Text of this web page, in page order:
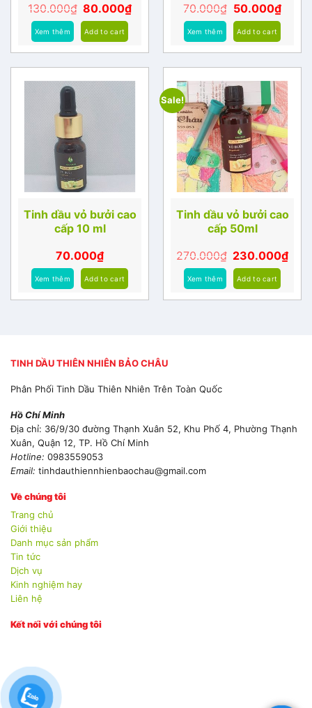
130.000₫ 80.000₫
Xem thêm Add to cart
70.000₫ 50.000₫
Xem thêm Add to cart
Tinh dầu vỏ bưởi cao
cấp 10 ml
70.000₫
Xem thêm Add to cart
Sale!
Tinh dầu vỏ bưởi cao
cấp 50ml
270.000₫ 230.000₫
Xem thêm Add to cart
TINH DẦU THIÊN NHIÊN BẢO CHÂU
Phân Phối Tinh Dầu Thiên Nhiên Trên Toàn Quốc
Hồ Chí Minh
Địa chỉ: 36/9/30 đường Thạnh Xuân 52, Khu Phố 4, Phường Thạnh
Xuân, Quận 12, TP. Hồ Chí Minh
Hotline: 0983559053
Email: tinhdauthiennhienbaochau@gmail.com
Về chúng tôi
Trang chủ
Giới thiệu
Danh mục sản phẩm
Tin tức
Dịch vụ
Kinh nghiệm hay
Liên hệ
Kết nối với chúng tôi